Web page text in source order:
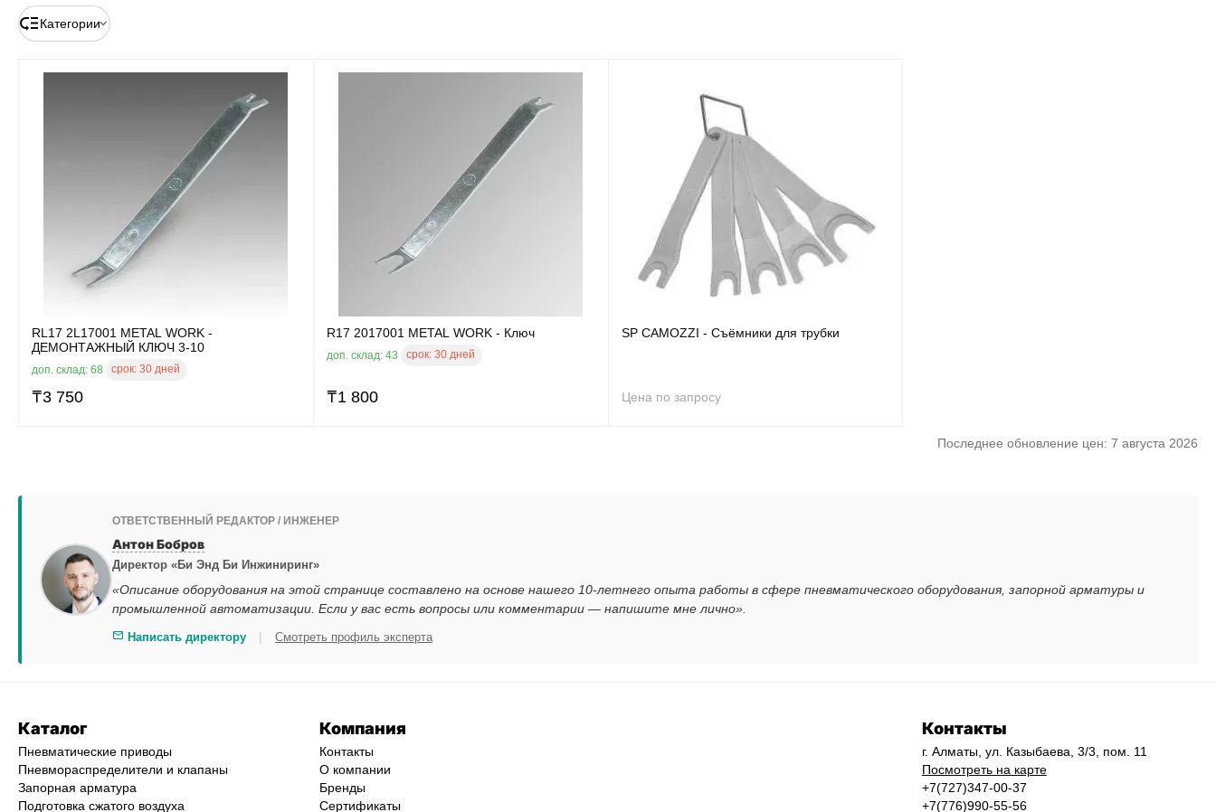
Категории
RL17 2L17001 METAL WORK -
ДЕМОНТАЖНЫЙ КЛЮЧ 3-10
доп. склад: 68 срок: 30 дней
₸3 750
R17 2017001 METAL WORK - Ключ
доп. склад: 43 срок: 30 дней
₸1 800
SP CAMOZZI - Съёмники для трубки
Цена по запросу
Последнее обновление цен: 7 августа 2026
ОТВЕТСТВЕННЫЙ РЕДАКТОР / ИНЖЕНЕР
Антон Бобров
Директор «Би Энд Би Инжиниринг»
«Описание оборудования на этой странице составлено на основе нашего 10-летнего опыта работы в сфере пневматического оборудования, запорной арматуры и
промышленной автоматизации. Если у вас есть вопросы или комментарии — напишите мне лично».
Написать директору | Смотреть профиль эксперта
Каталог
Пневматические приводы
Пневмораспределители и клапаны
Запорная арматура
Подготовка сжатого воздуха
Компания
Контакты
О компании
Бренды
Сертификаты
Контакты
г. Алматы, ул. Казыбаева, 3/3, пом. 11
Посмотреть на карте
+7(727)347-00-37
+7(776)990-55-56